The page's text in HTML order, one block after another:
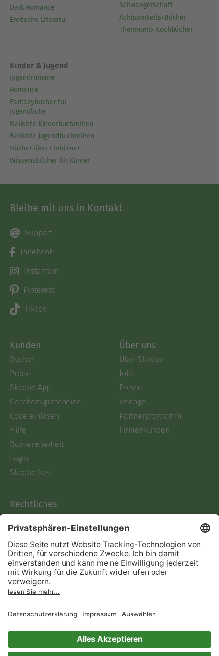
Dark Romance
Erotische Literatur
Schwangerschaft
Achtsamkeits-Bücher
Thermomix Kochbücher
Kinder & Jugend
Jugendromane
Romance
Fantasybücher für
Jugendliche
Beliebte Kinderbuchreihen
Beliebte Jugendbuchreihen
Bücher über Einhörner
Wissensbücher für Kinder
Bleibe mit uns in Kontakt
Support
Facebook
Instagram
Pinterest
TikTok
Kunden
Bücher
Preise
Skoobe App
Geschenkgutscheine
Code einlösen
Hilfe
Barrierefreiheit
Login
Skoobe liest
Über uns
Über Skoobe
Jobs
Presse
Verlage
Partnerprogramm
Firmenkunden
Rechtliches
AGB
Informationen nach Data
Act
Verträge hier kündigen
Impressum
Immer ein gutes Buch